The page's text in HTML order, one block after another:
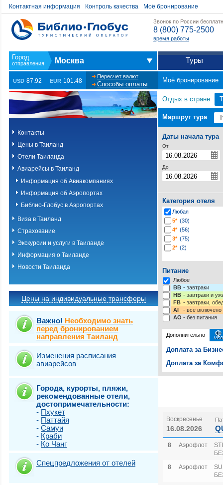
Контактная информация Контроль качества Моё бронирование
Звонок по России
8 (800) 775-2500
время работы
Москва Туры
USD 87.92 EUR 101.48
Пересчет валют
Способы оплаты
Моё бронирование
Контакты
Цены в Таиланд
Отели Таиланда
Авиарейсы в Таиланд
Информация об Авиакомпаниях
Информация об Аэропортах
Библио-Глобус в Аэропортах
Виза в Таиланд
Страхование
Экскурсии и услуги в Таиланде
Информация о Таиланде
Новости Таиланда
Цены на индивидуальные трансферы
Важно! Необходимо знать
перед бронированием
направления Таиланд
Изменения расписания
авиарейсов
Города, курорты, пляжи,
рекомендованные отели,
достопримечательности:
- Пхукет
- Паттайя
- Самуи
- Краби
- Ко Чанг
Спецпредложения от отелей
Отдых в стране
Маршрут тура
Даты начала тура
От
До
Категория отеля
Любая
5* (30)
4* (56)
3* (75)
2* (2)
Питание
Любое
BB - завтраки
HB - завтраки и
FB - завтраки,
AI
- все включено
AO - без питания
Дополнительно
Доплата за
Доплата за
Воскресенье
16.08.2026
8 Аэрофлот
8
Аэрофлот